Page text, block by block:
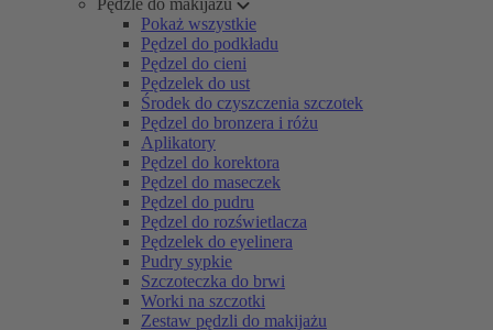
Pędzle do makijażu
Pokaż wszystkie
Pędzel do podkładu
Pędzel do cieni
Pędzelek do ust
Środek do czyszczenia szczotek
Pędzel do bronzera i różu
Aplikatory
Pędzel do korektora
Pędzel do maseczek
Pędzel do pudru
Pędzel do rozświetlacza
Pędzelek do eyelinera
Pudry sypkie
Szczoteczka do brwi
Worki na szczotki
Zestaw pędzli do makijażu